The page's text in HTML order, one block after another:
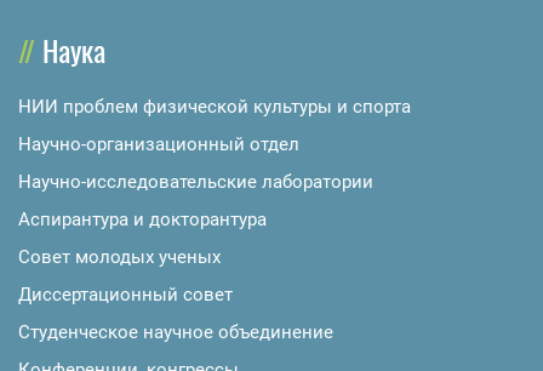
Наука
НИИ проблем физической культуры и спорта
Научно-организационный отдел
Научно-исследовательские лаборатории
Аспирантура и докторантура
Совет молодых ученых
Диссертационный совет
Студенческое научное объединение